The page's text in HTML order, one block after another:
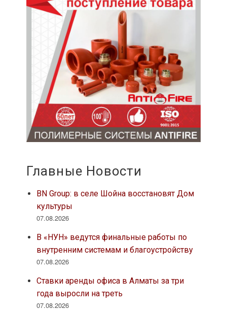
Главные Новости
BN Group: в селе Шойна восстановят Дом
культуры
07.08.2026
В «НУН» ведутся финальные работы по
внутренним системам и благоустройству
07.08.2026
Ставки аренды офиса в Алматы за три
года выросли на треть
07.08.2026